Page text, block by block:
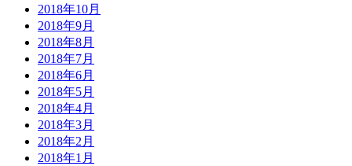
2018年10月
2018年9月
2018年8月
2018年7月
2018年6月
2018年5月
2018年4月
2018年3月
2018年2月
2018年1月